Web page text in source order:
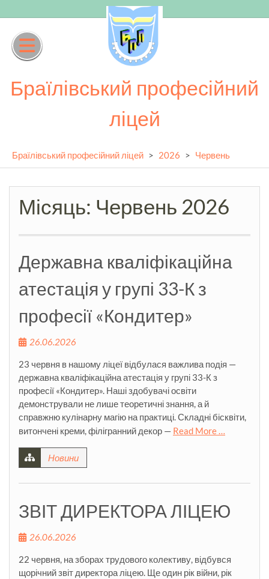
to
content
Браїлівський професійний
ліцей
Браїлівський професійний ліцей > 2026 > Червень
Місяць: Червень 2026
Державна кваліфікаційна
атестація у групі 33-К з
професії «Кондитер»
26.06.2026
23 червня в нашому ліцеї відбулася важлива подія —
державна кваліфікаційна атестація у групі 33-К з
професії «Кондитер». Наші здобувачі освіти
демонстрували не лише теоретичні знання, а й
справжню кулінарну магію на практиці. Складні бісквіти,
витончені креми, філігранний декор — Read More …
Новини
ЗВІТ ДИРЕКТОРА ЛІЦЕЮ
26.06.2026
22 червня, на зборах трудового колективу, відбувся
щорічний звіт директора ліцею. Ще один рік війни, рік